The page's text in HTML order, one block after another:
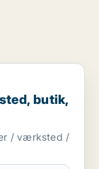
klinik,
butik,
salg i
/ værksted /